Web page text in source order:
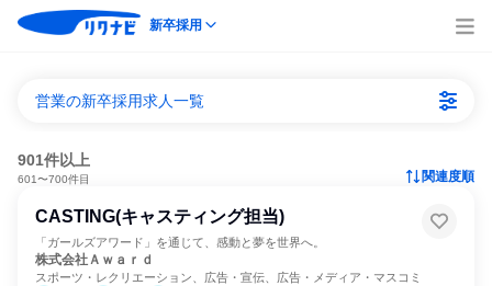
新卒採用
営業の新卒採用求人一覧
901件以上
601〜700件目 関連度順
CASTING(キャスティング担当)
「ガールズアワード」を通じて、感動と夢を世界へ。
株式会社Ａｗａｒｄ
スポーツ・レクリエーション、広告・宣伝、広告・メディア・マスコミ